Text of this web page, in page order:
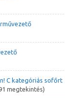
C kategóriás sofőrt
megtekintés)